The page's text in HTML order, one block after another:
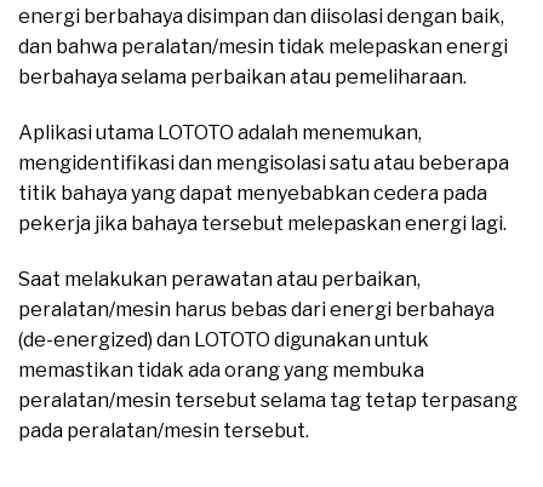
energi berbahaya disimpan dan diisolasi dengan baik,
dan bahwa peralatan/mesin tidak melepaskan energi
berbahaya selama perbaikan atau pemeliharaan.
Aplikasi utama LOTOTO adalah menemukan,
mengidentifikasi dan mengisolasi satu atau beberapa
titik bahaya yang dapat menyebabkan cedera pada
pekerja jika bahaya tersebut melepaskan energi lagi.
Saat melakukan perawatan atau perbaikan,
peralatan/mesin harus bebas dari energi berbahaya
(de-energized) dan LOTOTO digunakan untuk
memastikan tidak ada orang yang membuka
peralatan/mesin tersebut selama tag tetap terpasang
pada peralatan/mesin tersebut.